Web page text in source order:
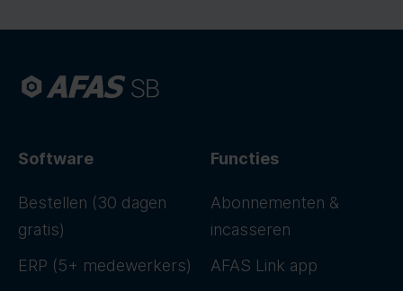
Software
Bestellen (30 dagen
gratis)
ERP (5+ medewerkers)
Functies
Abonnementen &
incasseren
AFAS Link app